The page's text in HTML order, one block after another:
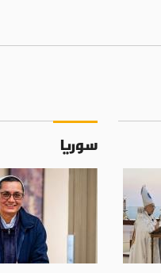
سوريا